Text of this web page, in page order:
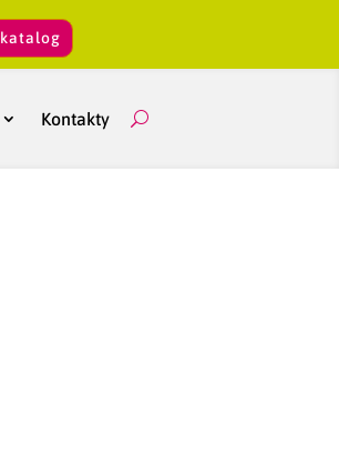
katalog
Kontakty